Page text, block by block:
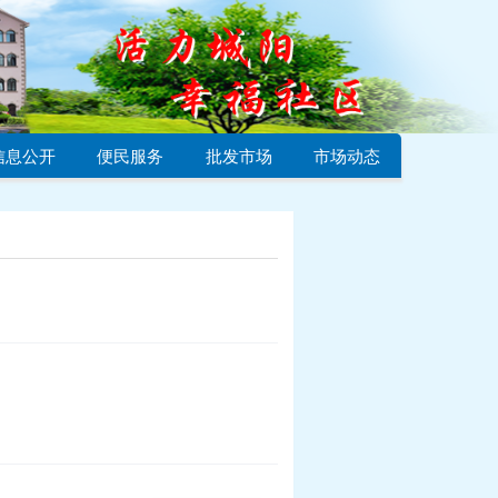
息公开 便民服务 批发市场 市场动态